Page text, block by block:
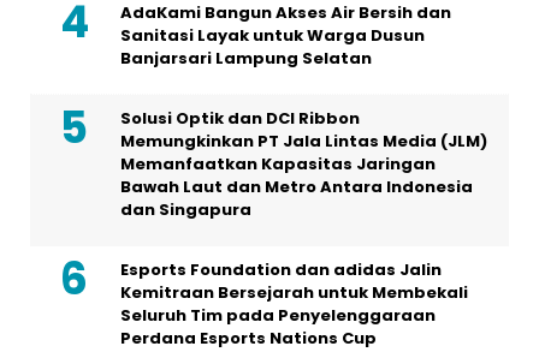
AdaKami Bangun Akses Air Bersih dan
Sanitasi Layak untuk Warga Dusun
Banjarsari Lampung Selatan
Solusi Optik dan DCI Ribbon
Memungkinkan PT Jala Lintas Media (JLM)
Memanfaatkan Kapasitas Jaringan
Bawah Laut dan Metro Antara Indonesia
dan Singapura
Esports Foundation dan adidas Jalin
Kemitraan Bersejarah untuk Membekali
Seluruh Tim pada Penyelenggaraan
Perdana Esports Nations Cup